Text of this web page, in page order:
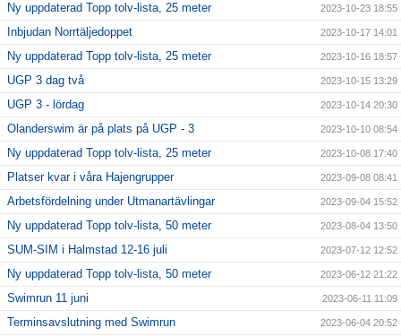
Ny uppdaterad Topp tolv-lista, 25 meter 2023-10-23 18:55
Inbjudan Norrtäljedoppet 2023-10-17 14:01
Ny uppdaterad Topp tolv-lista, 25 meter 2023-10-16 18:57
UGP 3 dag två 2023-10-15 13:29
UGP 3 - lördag 2023-10-14 20:30
Olanderswim är på plats på UGP - 3 2023-10-10 08:54
Ny uppdaterad Topp tolv-lista, 25 meter 2023-10-08 17:40
Platser kvar i våra Hajengrupper 2023-09-08 08:41
Arbetsfördelning under Utmanartävlingar 2023-09-04 15:52
Ny uppdaterad Topp tolv-lista, 50 meter 2023-08-04 13:50
SUM-SIM i Halmstad 12-16 juli 2023-07-12 12:52
Ny uppdaterad Topp tolv-lista, 50 meter 2023-06-12 21:22
Swimrun 11 juni 2023-06-11 11:09
Terminsavslutning med Swimrun 2023-06-04 20:52